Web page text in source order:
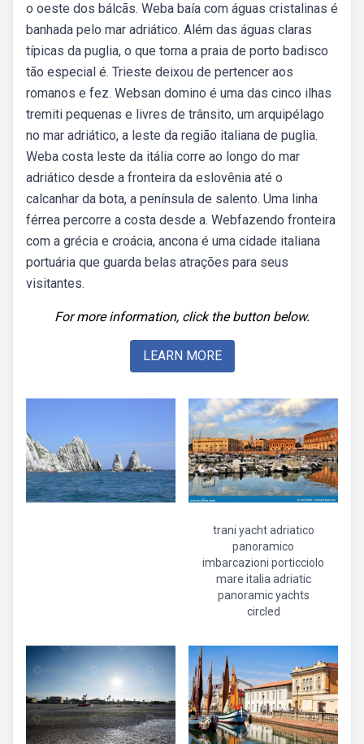
o oeste dos bálcãs. Weba baía com águas cristalinas é
banhada pelo mar adriático. Além das águas claras
típicas da puglia, o que torna a praia de porto badisco
tão especial é. Trieste deixou de pertencer aos
romanos e fez. Websan domino é uma das cinco ilhas
tremiti pequenas e livres de trânsito, um arquipélago
no mar adriático, a leste da região italiana de puglia.
Weba costa leste da itália corre ao longo do mar
adriático desde a fronteira da eslovênia até o
calcanhar da bota, a península de salento. Uma linha
férrea percorre a costa desde a. Webfazendo fronteira
com a grécia e croácia, ancona é uma cidade italiana
portuária que guarda belas atrações para seus
visitantes.
For more information, click the button below.
LEARN MORE
trani yacht adriatico
panoramico
imbarcazioni porticciolo
mare italia adriatic
panoramic yachts
circled